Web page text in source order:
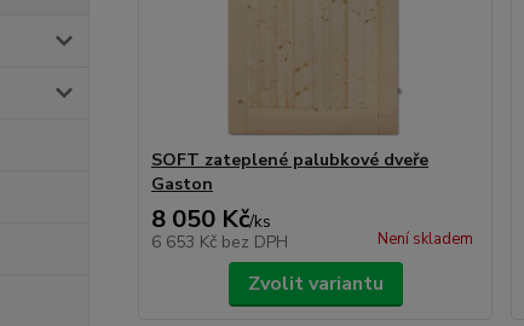
SOFT zateplené palubkové dveře
Gaston
8 050 Kč/ks
6 653 Kč bez DPH Není skladem
Zvolit variantu